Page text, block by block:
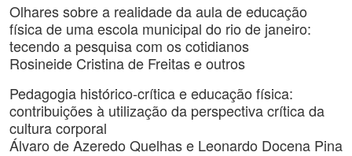
Olhares sobre a realidade da aula de educação
física de uma escola municipal do rio de janeiro:
tecendo a pesquisa com os cotidianos
Rosineide Cristina de Freitas e outros
Pedagogia histórico-crítica e educação física:
contribuições à utilização da perspectiva crítica da
cultura corporal
Álvaro de Azeredo Quelhas e Leonardo Docena Pina